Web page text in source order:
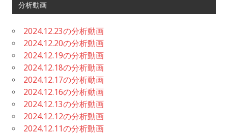
分析動画
2024.12.23の分析動画
2024.12.20の分析動画
2024.12.19の分析動画
2024.12.18の分析動画
2024.12.17の分析動画
2024.12.16の分析動画
2024.12.13の分析動画
2024.12.12の分析動画
2024.12.11の分析動画